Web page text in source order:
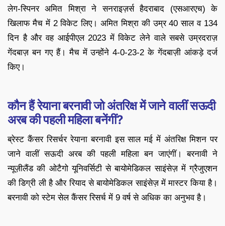
लेग-स्पिनर अमित मिश्रा ने सनराइज़र्स हैदराबाद (एसआरएच) के
खिलाफ मैच में 2 विकेट लिए। अमित मिश्रा की उम्र 40 साल व 134
दिन है और वह आईपीएल 2023 में विकेट लेने वाले सबसे उम्रदराज़
गेंदबाज़ बन गए हैं। मैच में उन्होंने 4-0-23-2 के गेंदबाज़ी आंकड़े दर्ज
किए।
कौन हैं रेयाना बरनावी जो अंतरिक्ष में जाने वालीं सऊदी
अरब की पहली महिला बनेंगीं?
ब्रेस्ट कैंसर रिसर्चर रेयाना बरनावी इस साल मई में अंतरिक्ष मिशन पर
जाने वालीं सऊदी अरब की पहली महिला बन जाएंगीं। बरनावी ने
न्यूज़ीलैंड की ओटैगो यूनिवर्सिटी से बायोमेडिकल साइंसेज़ में ग्रैजुएशन
की डिग्री ली है और रियाद से बायोमेडिकल साइंसेज़ में मास्टर किया है।
बरनावी को स्टेम सेल कैंसर रिसर्च में 9 वर्ष से अधिक का अनुभव है।